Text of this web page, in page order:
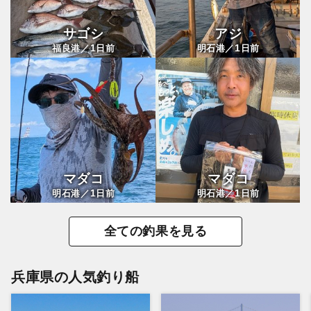
サゴシ
福良港／1日前
アジ
明石港／1 日前
マダコ
明石港／1日前
マダコ
明石港／1日前
全ての釣果を見る
兵庫県の人気釣り船